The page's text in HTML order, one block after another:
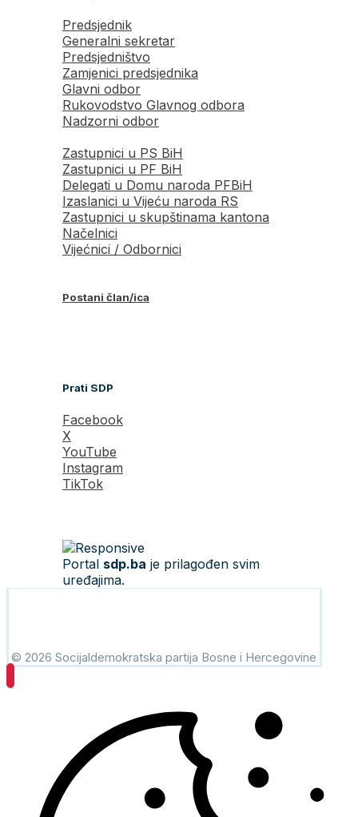
Predsjednik
Generalni sekretar
Predsjedništvo
Zamjenici predsjednika
Glavni odbor
Rukovodstvo Glavnog odbora
Nadzorni odbor
Zastupnici u PS BiH
Zastupnici u PF BiH
Delegati u Domu naroda PFBiH
Izaslanici u Vijeću naroda RS
Zastupnici u skupštinama kantona
Načelnici
Vijećnici / Odbornici
Postani član/ica
Prati SDP
Facebook
X
YouTube
Instagram
TikTok
Portal sdp.ba je prilagođen svim
uređajima.
© 2026 Socijaldemokratska partija Bosne i Hercegovine